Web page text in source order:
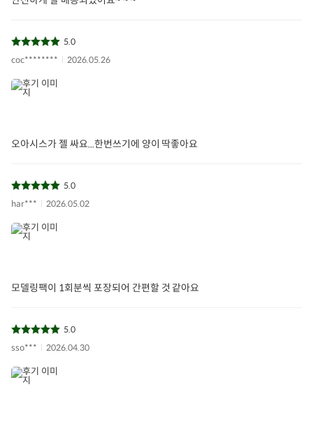
5.0
coc********
2026.05.26
오아시스가 젤 싸요...한번쓰기에 양이 딱좋아요
5.0
har***
2026.05.02
모델링팩이 1회분씩 포장되어 간편할 것 같아요
5.0
sso***
2026.04.30